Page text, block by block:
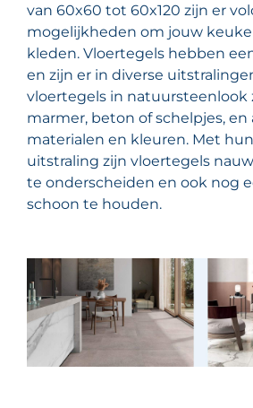
van 60x60 tot 60x120 zijn er
mogelijkheden om jouw
kleden. Vloertegels hebben
en zijn er in diverse
vloertegels in natuursteenlook
marmer, beton of schelpjes, en
materialen en kleuren. Met
uitstraling zijn vloertegels
te onderscheiden en ook nog
schoon te houden.